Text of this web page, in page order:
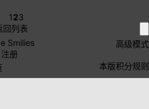
123
回列表
高级模式
Smilies
注册
本版积分规则